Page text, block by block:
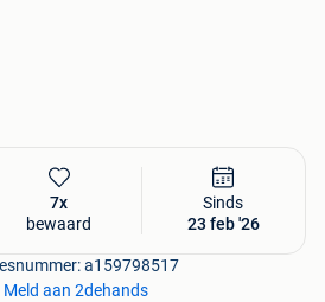
7x
bewaard
Sinds
23 feb '26
a159798517
Meld aan 2dehands